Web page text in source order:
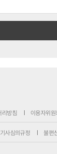
리방침 이용자위원
기사심의규정 불편